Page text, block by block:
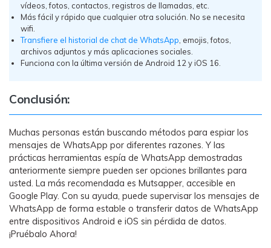
vídeos, fotos, contactos, registros de llamadas, etc.
Más fácil y rápido que cualquier otra solución. No se necesita
wifi.
Transfiere el historial de chat de WhatsApp, emojis, fotos,
archivos adjuntos y más aplicaciones sociales.
Funciona con la última versión de Android 12 y iOS 16.
Conclusión:
Muchas personas están buscando métodos para espiar los
mensajes de WhatsApp por diferentes razones. Y las
prácticas herramientas espía de WhatsApp demostradas
anteriormente siempre pueden ser opciones brillantes para
usted. La más recomendada es Mutsapper, accesible en
Google Play. Con su ayuda, puede supervisar los mensajes de
WhatsApp de forma estable o transferir datos de WhatsApp
entre dispositivos Android e iOS sin pérdida de datos.
¡Pruébalo Ahora!